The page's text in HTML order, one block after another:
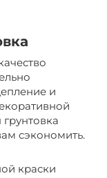
и
сэкономить.
краски